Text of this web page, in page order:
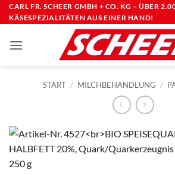
Zum
Inhalt
CARL FR. SCHEER GMBH + CO. KG – ÜBER
KÄSESPEZIALITÄTEN AUS EINER HAND!
START / MILCHBEHANDLUNG /